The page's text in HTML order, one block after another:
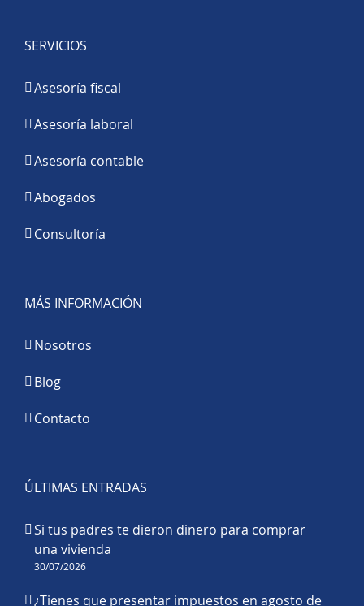
SERVICIOS
Asesoría fiscal
Asesoría laboral
Asesoría contable
Abogados
Consultoría
MÁS INFORMACIÓN
Nosotros
Blog
Contacto
ÚLTIMAS ENTRADAS
Si tus padres te dieron dinero para comprar
una vivienda
30/07/2026
¿Tienes que presentar impuestos en agosto de